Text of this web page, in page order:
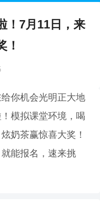
！7月11日，来
！
你机会光明正大地
模拟课堂环境，喝
奶茶赢惊喜大奖！
能报名，速来挑